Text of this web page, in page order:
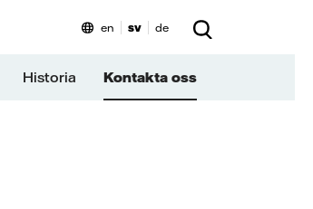
Historia Kontakta oss
en sv de